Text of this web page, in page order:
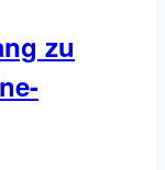
zu